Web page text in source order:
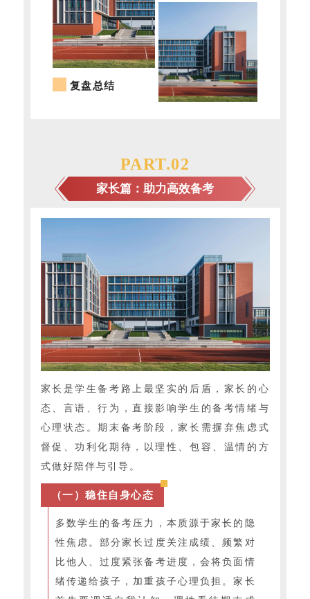
复盘总结
PART.02
家长篇：助力高效备考
家长是学生备考路上最坚实的后盾，家长的心
态、言语、行为，直接影响学生的备考情绪与
心理状态。期末备考阶段，家长需摒弃焦虑式
督促、功利化期待，以理性、包容、温情的方
式做好陪伴与引导。
（一）稳住自身心态
多数学生的备考压力，本质源于家长的隐
性焦虑。部分家长过度关注成绩、频繁对
比他人、过度紧张备考进度，会将负面情
绪传递给孩子，加重孩子心理负担。家长